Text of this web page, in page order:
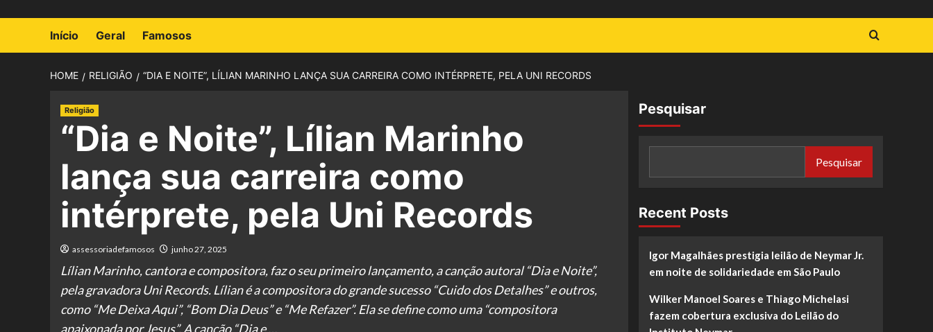
Início Geral Famosos
HOME RELIGIÃO “DIA E NOITE”, LÍLIAN MARINHO LANÇA SUA CARREIRA COMO INTÉRPRETE, PELA UNI RECORDS
Religião
“Dia e Noite”, Lílian Marinho
lança sua carreira como
intérprete, pela Uni Records
assessoriadefamosos junho 27, 2025
Lílian Marinho, cantora e compositora, faz o seu primeiro lançamento, a canção autoral “Dia e Noite”,
pela gravadora Uni Records. Lílian é a compositora do grande sucesso “Cuido dos Detalhes” e outros,
como “Me Deixa Aqui”, “Bom Dia Deus” e “Me Refazer”. Ela se define como uma “compositora
apaixonada por Jesus”. A canção “Dia e …
Pesquisar
Pesquisar
Recent Posts
Igor Magalhães prestigia leilão de Neymar Jr.
em noite de solidariedade em São Paulo
Wilker Manoel Soares e Thiago Michelasi
fazem cobertura exclusiva do Leilão do